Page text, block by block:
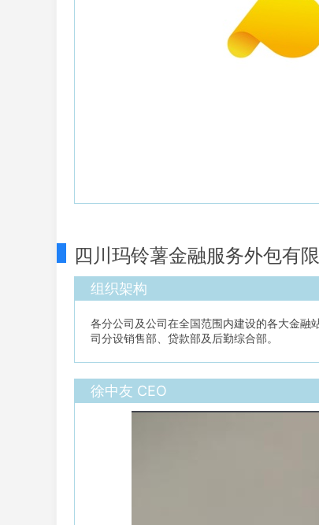
四川玛铃薯金融服务外包有
组织架构
各分公司及公司在全国范围内建设的各大金融
司分设销售部、贷款部及后勤综合部。
徐中友 CEO